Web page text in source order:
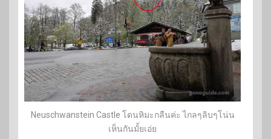
Neuschwanstein Castle โดนหิมะกลืนค่ะ ไกลๆลิบๆโน่น
เห็นกันมั้ยเอ่ย